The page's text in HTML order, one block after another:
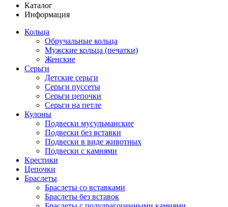
Каталог
Информация
Кольца
Обручальные кольца
Мужские кольца (печатки)
Женские
Серьги
Детские серьги
Серьги пуссеты
Серьги цепочки
Серьги на петле
Кулоны
Подвески мусульманские
Подвески без вставки
Подвески в виде животных
Подвески с камнями
Крестики
Цепочки
Браслеты
Браслеты со вставками
Браслеты без вставок